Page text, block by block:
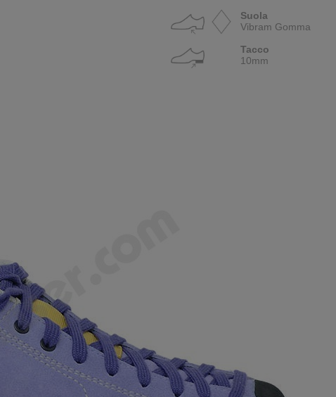
Suola
Vibram Gomma
Tacco
10mm